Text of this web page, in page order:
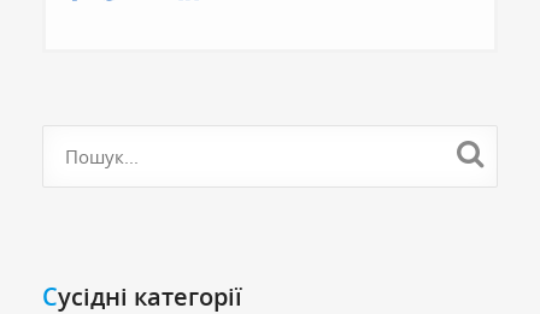
Cусідні категорії